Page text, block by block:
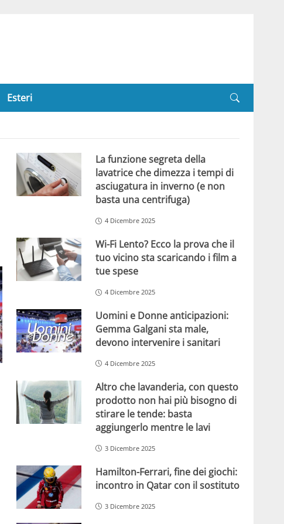
Esteri
La funzione segreta della
lavatrice che dimezza i tempi di
asciugatura in inverno (e non
basta una centrifuga)
4 Dicembre 2025
Wi-Fi Lento? Ecco la prova che il
tuo vicino sta scaricando i film a
tue spese
4 Dicembre 2025
Uomini e Donne anticipazioni:
Gemma Galgani sta male,
devono intervenire i sanitari
4 Dicembre 2025
Altro che lavanderia, con questo
prodotto non hai più bisogno di
stirare le tende: basta
aggiungerlo mentre le lavi
3 Dicembre 2025
Hamilton-Ferrari, fine dei giochi:
incontro in Qatar con il sostituto
3 Dicembre 2025